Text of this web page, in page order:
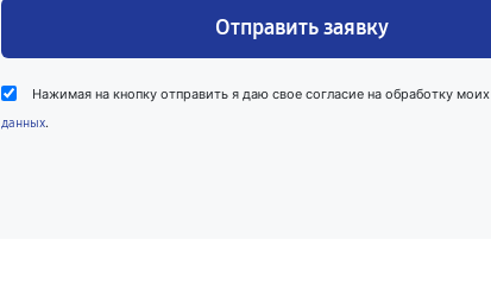
Отправить заявку
Нажимая на кнопку отправить я даю свое согласие на обработку моих
данных.